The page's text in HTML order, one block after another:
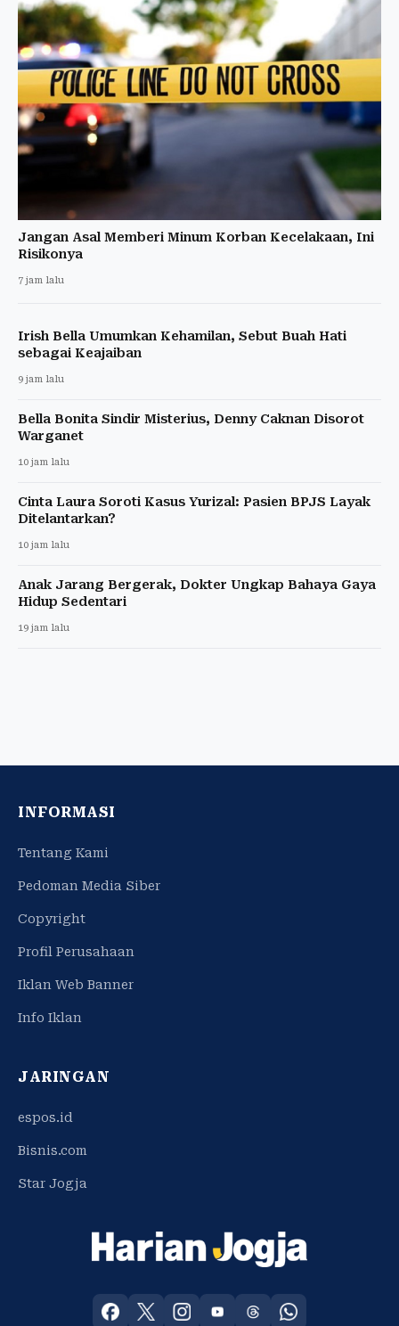
Jangan Asal Memberi Minum Korban Kecelakaan, Ini
Risikonya
7 jam lalu
Irish Bella Umumkan Kehamilan, Sebut Buah Hati
sebagai Keajaiban
9 jam lalu
Bella Bonita Sindir Misterius, Denny Caknan Disorot
Warganet
10 jam lalu
Cinta Laura Soroti Kasus Yurizal: Pasien BPJS Layak
Ditelantarkan?
10 jam lalu
Anak Jarang Bergerak, Dokter Ungkap Bahaya Gaya
Hidup Sedentari
19 jam lalu
INFORMASI
Tentang Kami
Pedoman Media Siber
Copyright
Profil Perusahaan
Iklan Web Banner
Info Iklan
JARINGAN
espos.id
Bisnis.com
Star Jogja